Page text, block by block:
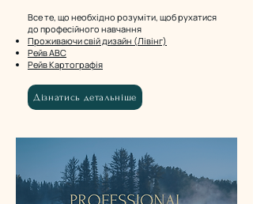
Все те, що необхідно розуміти, щоб рухатися
до професійного навчання
Проживаючи свій дизайн (Лівінг)
Рейв ABC
Рейв Картографія
Дізнатись детальніше